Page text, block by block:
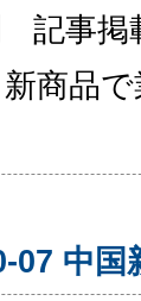
記事掲
新商品で
07 中